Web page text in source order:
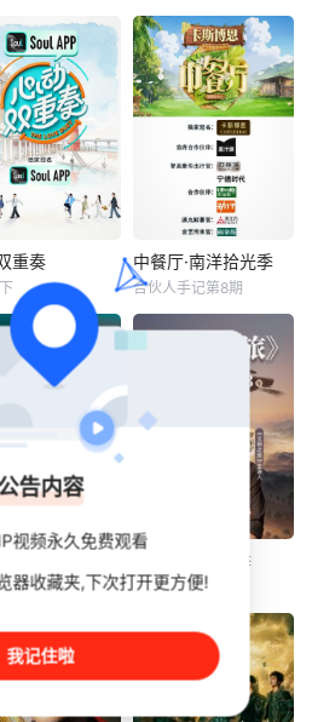
双重奏
艺
井胧
动双重奏》首
际交友真人
8位单身青年
辈开启13天寻
旅。以青年心
辅线，纪实记
会相处点滴，
心动氛围感、
角，呈现兼具
爱故
重奏 中餐厅·南洋拾光季
昆凌
.【嘿叭电影-1080
P资源免费观看，
无广告，不卡顿】..
中餐厅·南洋拾光季
合伙人手记第8期
2026
湖南卫视&
业第14期
文明之旅第三季
《文明之旅》第三
季聚焦公元1096年
至1143年的历史进
程，以两宋之交的
文明之旅第三季
第20260806期
告内容
视频永久免费观看
器收藏夹,下次打开更方便!
我记住啦